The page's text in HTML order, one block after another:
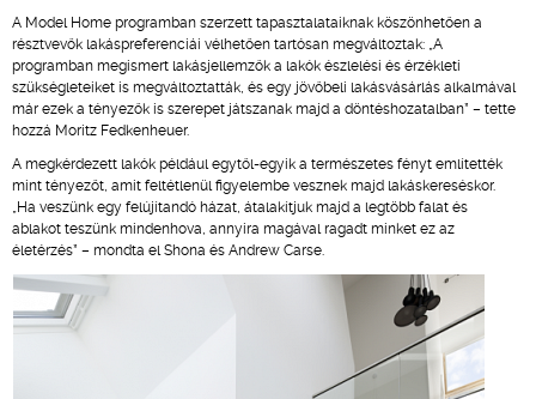
A Model Home programban szerzett tapasztalataiknak köszönhetően a
résztvevők lakáspreferenciái vélhetően tartósan megváltoztak: „A
programban megismert lakásjellemzők a lakók észlelési és érzékleti
szükségleteiket is megváltoztatták, és egy jövőbeli lakásvásárlás alkalmával
már ezek a tényezők is szerepet játszanak majd a döntéshozatalban” – tette
hozzá Moritz Fedkenheuer.
A megkérdezett lakók például egytől-egyik a természetes fényt említették
mint tényezőt, amit feltétlenül figyelembe vesznek majd lakáskereséskor.
„Ha veszünk egy felújítandó házat, átalakítjuk majd a legtöbb falat és
ablakot teszünk mindenhova, annyira magával ragadt minket ez az
életérzés” – mondta el Shona és Andrew Carse.